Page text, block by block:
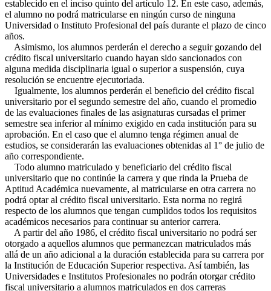
establecido en el inciso quinto del artículo 12. En este caso, además,
el alumno no podrá matricularse en ningún curso de ninguna
Universidad o Instituto Profesional del país durante el plazo de cinco
años.
Asimismo, los alumnos perderán el derecho a seguir gozando del
crédito fiscal universitario cuando hayan sido sancionados con
alguna medida disciplinaria igual o superior a suspensión, cuya
resolución se encuentre ejecutoriada.
Igualmente, los alumnos perderán el beneficio del crédito fiscal
universitario por el segundo semestre del año, cuando el promedio
de las evaluaciones finales de las asignaturas cursadas el primer
semestre sea inferior al mínimo exigido en cada institución para su
aprobación. En el caso que el alumno tenga régimen anual de
estudios, se considerarán las evaluaciones obtenidas al 1° de julio de
año correspondiente.
Todo alumno matriculado y beneficiario del crédito fiscal
universitario que no continúe la carrera y que rinda la Prueba de
Aptitud Académica nuevamente, al matricularse en otra carrera no
podrá optar al crédito fiscal universitario. Esta norma no regirá
respecto de los alumnos que tengan cumplidos todos los requisitos
académicos necesarios para continuar su anterior carrera.
A partir del año 1986, el crédito fiscal universitario no podrá ser
otorgado a aquellos alumnos que permanezcan matriculados más
allá de un año adicional a la duración establecida para su carrera por
la Institución de Educación Superior respectiva. Así también, las
Universidades e Institutos Profesionales no podrán otorgar crédito
fiscal universitario a alumnos matriculados en dos carreras